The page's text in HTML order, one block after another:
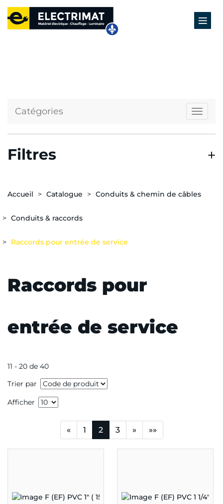
Catégories
Filtres
Accueil Catalogue Conduits & chemin de câbles
Conduits & raccords
Raccords pour entrée de service
Raccords pour
entrée de service
11 - 20 de 40
Trier par
Afficher
« 1 2 3 » »»